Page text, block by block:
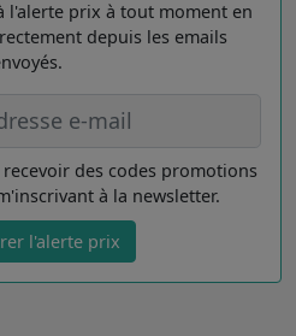
l'alerte prix à tout moment en
depuis les emails
des codes promotions
à la newsletter.
l'alerte prix